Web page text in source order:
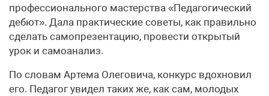
профессионального мастерства «Педагогический
дебют». Дала практические советы, как правильно
сделать самопрезентацию, провести открытый
урок и самоанализ.
По словам Артема Олеговича, конкурс вдохновил
его. Педагог увидел таких же, как сам, молодых